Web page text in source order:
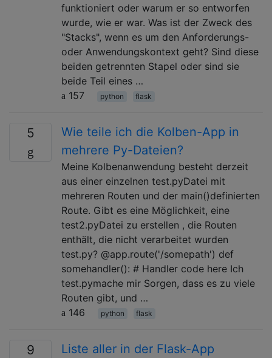
funktioniert oder warum er so entworfen
wurde, wie er war. Was ist der Zweck des
"Stacks", wenn es um den Anforderungs-
oder Anwendungskontext geht? Sind diese
beiden getrennten Stapel oder sind sie
beide Teil eines …
157
python flask
5
Wie teile ich die Kolben-App in
mehrere Py-Dateien?
Meine Kolbenanwendung besteht derzeit
aus einer einzelnen test.pyDatei mit
mehreren Routen und der main()definierten
Route. Gibt es eine Möglichkeit, eine
test2.pyDatei zu erstellen , die Routen
enthält, die nicht verarbeitet wurden
test.py? @app.route('/somepath') def
somehandler(): # Handler code here Ich
test.pymache mir Sorgen, dass es zu viele
Routen gibt, und …
146
python flask
9
Liste aller in der Flask-App